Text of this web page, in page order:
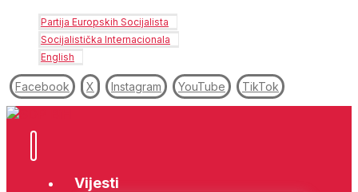
Partija Europskih Socijalista
Socijalistička Internacionala
English
Facebook X Instagram YouTube TikTok
Vijesti